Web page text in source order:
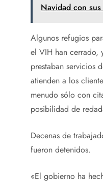
Navidad con
Algunos refugios
el VIH han cerrado,
prestaban servicios
atienden a los
menudo sólo con
posibilidad de
Decenas de
fueron detenidos.
«El gobierno ha